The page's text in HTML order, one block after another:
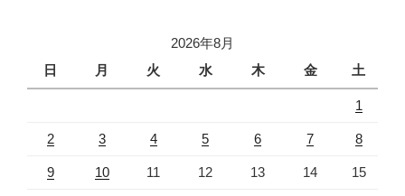
2026年8月
日
月 火 水 木 金 土
1
2 3 4 5 6 7 8
9 10 11 12 13 14 15